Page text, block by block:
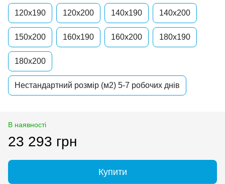
120x190 120x200 140x190 140x200
150x200 160x190 160x200 180x190
180x200
Нестандартний розмір (м2) 5-7 робочих днів
В наявності
23 293 грн
Купити